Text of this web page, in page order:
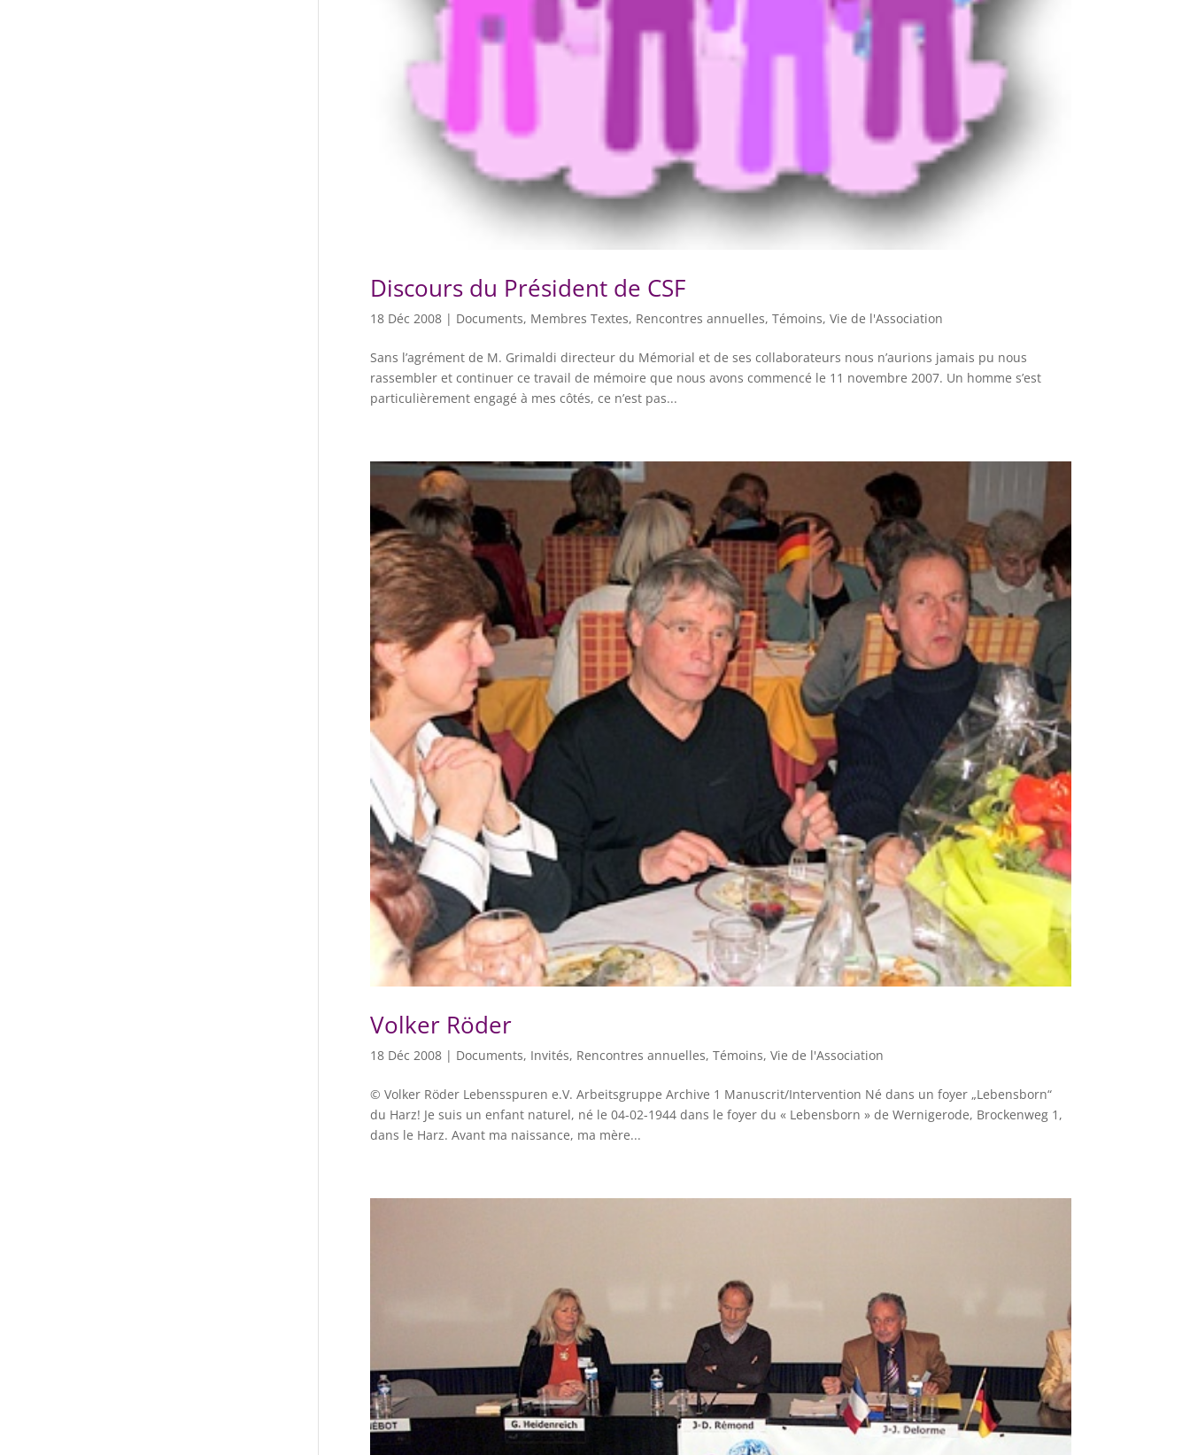
Discours du Président de CSF
18 Déc 2008| Documents, Membres Textes, Rencontres annuelles, Témoins, Vie de l'Association
Sans l’agrément de M. Grimaldi directeur du Mémorial et de ses collaborateurs nous n’aurions jamais pu nous
rassembler et continuer ce travail de mémoire que nous avons commencé le 11 novembre 2007. Un homme s’est
particulièrement engagé à mes côtés, ce n’est pas...
Volker Röder
18 Déc 2008| Documents, Invités, Rencontres annuelles, Témoins, Vie de l'Association
© Volker Röder Lebensspuren e.V. Arbeitsgruppe Archive 1 Manuscrit/Intervention Né dans un foyer „Lebensborn“
du Harz! Je suis un enfant naturel, né le 04-02-1944 dans le foyer du « Lebensborn » de Wernigerode, Brockenweg 1,
dans le Harz. Avant ma naissance, ma mère...